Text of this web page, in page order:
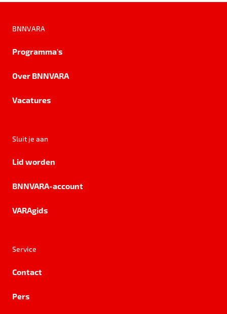
BNNVARA
Programma's
Over BNNVARA
Vacatures
Sluit je aan
Lid worden
BNNVARA-account
VARAgids
Service
Contact
Pers